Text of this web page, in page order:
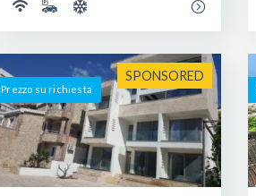
SPONSORED
Prezzo su richiesta